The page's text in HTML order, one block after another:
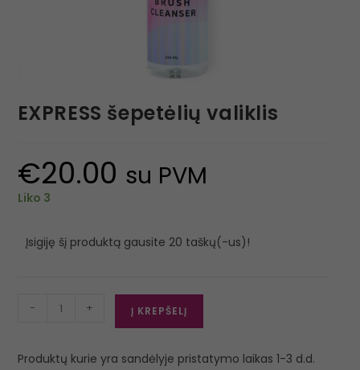
EXPRESS šepetėlių valiklis
€20.00 su PVM
Liko 3
Įsigiję šį produktą gausite 20 taškų(-us)!
- + Į KREPŠELĮ
Produktų kurie yra sandėlyje pristatymo laikas 1-3 d.d.